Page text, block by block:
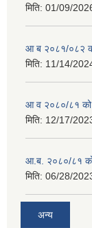
मिति: 01/09/
आ ब २०८१/०८२ को
मिति: 11/14/
आ व २०८०/८१ को
मिति: 12/17/
आ.ब. २०८०/८१ को
मिति: 06/28/
अन्य